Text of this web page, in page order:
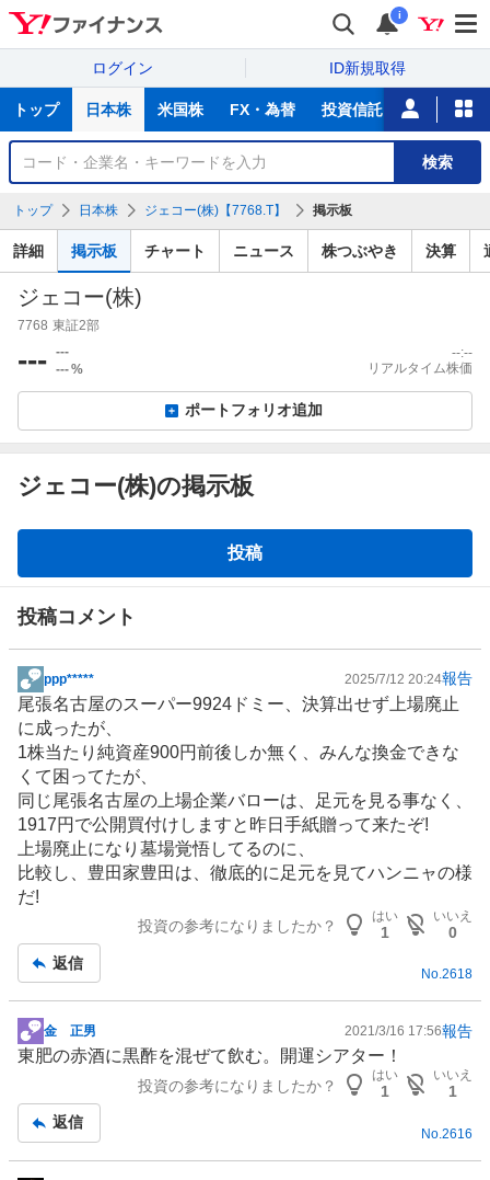
i
ログイン ID新規取得
サ
トップ 日本株 米国株 FX・為替 投資信託 ニュース
銘
検
索
検索
トップ 日本株 ジェコー(株)【7768.T】 掲示板
詳細 掲示板 チャート ニュース 株つぶやき 決算
ジェコー(株)
7768 東証2部
--- ---
---%
--:--
リアルタイム株価
ポートフォリオ追加
ジェコー(株)の掲示板
板
投稿
投稿コメント
掲
示
板
記
事
ppp***** 2025/7/12 20:24報告
尾張名古屋のスーパー9924ドミー、決算出せず上場廃止
に成ったが、
1株当たり純資産900円前後しか無く、みんな換金できな
くて困ってたが、
同じ尾張名古屋の上場企業バローは、足元を見る事なく、
1917円で公開買付けしますと昨日手紙贈って来たぞ!
上場廃止になり墓場覚悟してるのに、
比較し、豊田家豊田は、徹底的に足元を見てハンニャの様
だ!
投資の参考になりましたか？
はい
1
いいえ
0
返信
No.2618
掲
示
事
金 正男 2021/3/16 17:56報告
東肥の赤酒に黒酢を混ぜて飲む。開運シアター！
投資の参考になりましたか？
はい
1
いいえ
1
返信
No. 2616